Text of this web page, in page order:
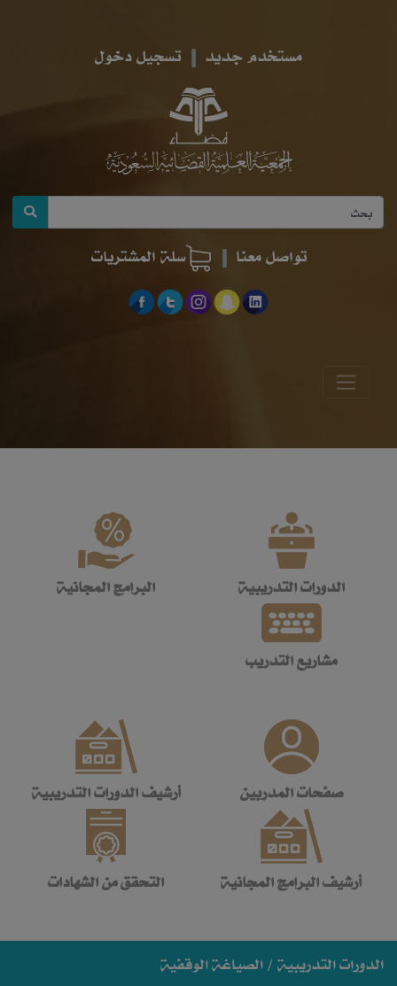
مستخدم جديد تسجيل دخول
تواصل معنا سلة المشتريات
الدورات التدريبية البرامج المجانية
مشاريع التدريب
صفحات المدربين أرشيف الدورات التدريبية
أرشيف البرامج المجانية التحقق من الشهادات
الدورات التدريبية / الصياغة الوقفية